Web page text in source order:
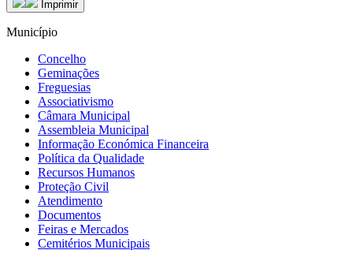
Imprimir
Município
Concelho
Geminações
Freguesias
Associativismo
Câmara Municipal
Assembleia Municipal
Informação Económica Financeira
Política da Qualidade
Recursos Humanos
Proteção Civil
Atendimento
Documentos
Feiras e Mercados
Cemitérios Municipais